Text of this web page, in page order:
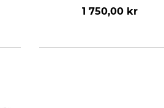
1 750,00 kr